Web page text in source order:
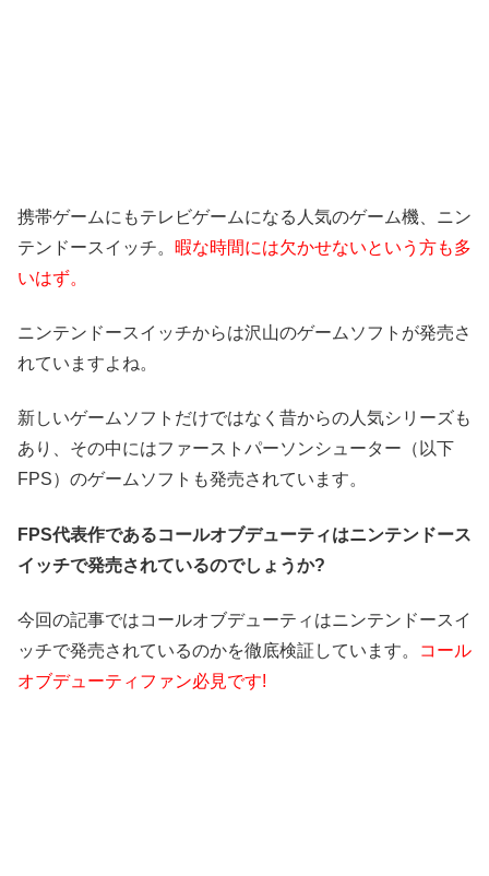
携帯ゲームにもテレビゲームになる人気のゲーム機、ニン
テンドースイッチ。 暇な時間には欠かせないという方も多
いはず。
ニンテンドースイッチからは沢山のゲームソフトが発売さ
れていますよね。
新しいゲームソフトだけではなく昔からの人気シリーズも
あり、その中にはファーストパーソンシューター（以下
FPS）のゲームソフトも発売されています。
FPS代表作であるコールオブデューティはニンテンドース
イッチで発売されているのでしょうか?
今回の記事ではコールオブデューティはニンテンドースイ
ッチで発売されているのかを徹底検証しています。
コール
オブデューティファン必見です!